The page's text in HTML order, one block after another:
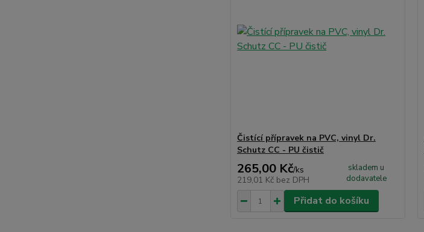
Čistící přípravek na PVC, vinyl Dr.
Schutz CC - PU čistič
265,00 Kč/ks
219,01 Kč bez DPH
skladem u
dodavatele
Přidat do košíku